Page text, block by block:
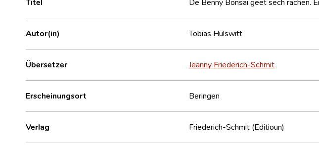
Autor(in) Tobias Hülswitt
Übersetzer Jeanny Friederich-Schmit
Erscheinungsort Beringen
Verlag Friederich-Schmit (Editioun)